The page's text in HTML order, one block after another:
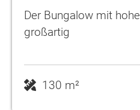
Der Bungalow mit
großartig
130 m²